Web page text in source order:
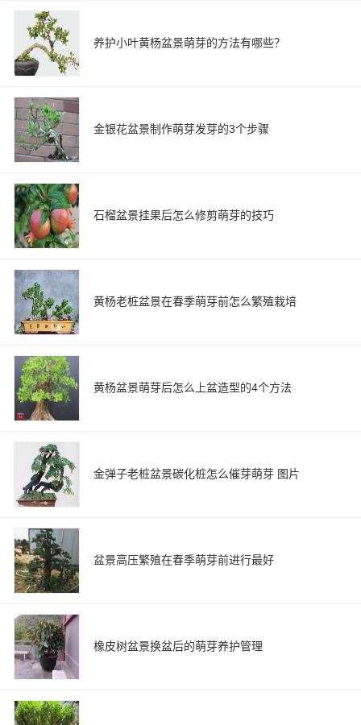
养护小叶黄杨盆景萌芽的方法有哪些？
金银花盆景制作萌芽发芽的3个步骤
石榴盆景挂果后怎么修剪萌芽的技巧
黄杨老桩盆景在春季萌芽前怎么繁殖栽培
黄杨盆景萌芽后怎么上盆造型的4个方法
金弹子老桩盆景碳化桩怎么催芽萌芽 图片
盆景高压繁殖在春季萌芽前进行最好
橡皮树盆景换盆后的萌芽养护管理